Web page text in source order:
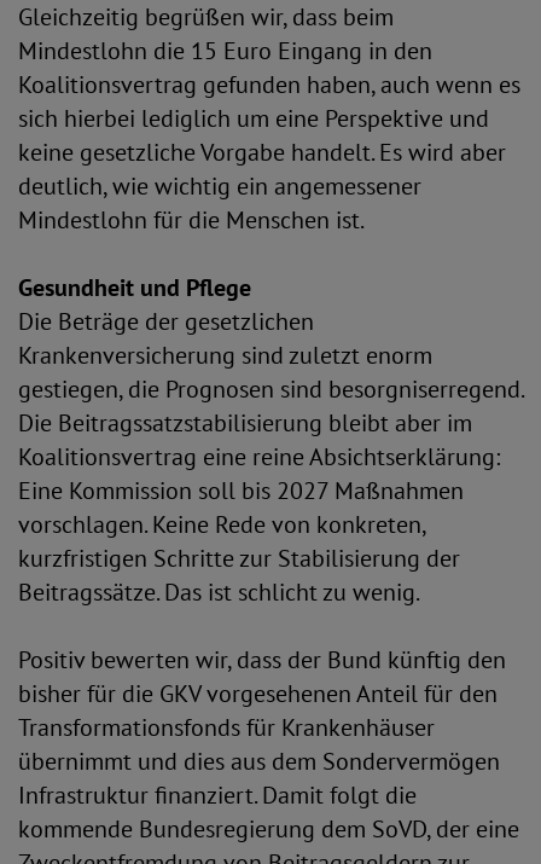
Gleichzeitig begrüßen wir, dass beim
Mindestlohn die 15 Euro Eingang in den
Koalitionsvertrag gefunden haben, auch wenn es
sich hierbei lediglich um eine Perspektive und
keine gesetzliche Vorgabe handelt. Es wird aber
deutlich, wie wichtig ein angemessener
Mindestlohn für die Menschen ist.
Gesundheit und Pflege
Die Beträge der gesetzlichen
Krankenversicherung sind zuletzt enorm
gestiegen, die Prognosen sind besorgniserregend.
Die Beitragssatzstabilisierung bleibt aber im
Koalitionsvertrag eine reine Absichtserklärung:
Eine Kommission soll bis 2027 Maßnahmen
vorschlagen. Keine Rede von konkreten,
kurzfristigen Schritte zur Stabilisierung der
Beitragssätze. Das ist schlicht zu wenig.
Positiv bewerten wir, dass der Bund künftig den
bisher für die GKV vorgesehenen Anteil für den
Transformationsfonds für Krankenhäuser
übernimmt und dies aus dem Sondervermögen
Infrastruktur finanziert. Damit folgt die
kommende Bundesregierung dem SoVD, der eine